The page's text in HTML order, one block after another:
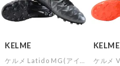
KELME KELME